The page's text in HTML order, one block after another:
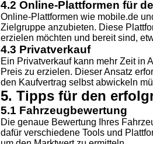
4.2 Online-Plattformen für
Online-Plattformen wie mobile.de
Zielgruppe anzubieten. Diese
erzielen möchten und bereit sind,
4.3 Privatverkauf
Ein Privatverkauf kann mehr Zeit in
Preis zu erzielen. Dieser Ansatz
den Kaufvertrag selbst abwickeln
5. Tipps für den
5.1 Fahrzeugbewertung
Die genaue Bewertung Ihres
dafür verschiedene Tools und